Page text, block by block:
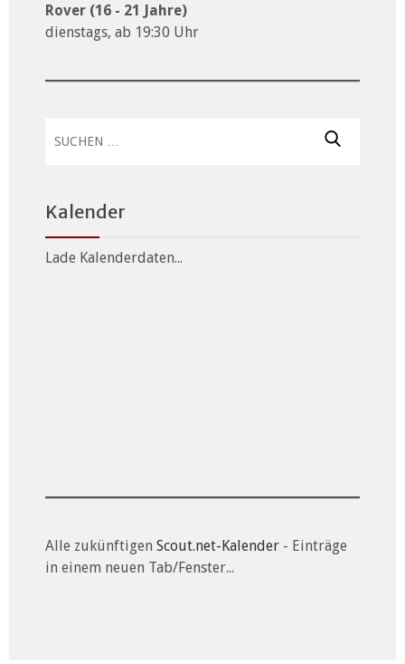
Rover (16 - 21 Jahre)
dienstags, ab 19:30 Uhr
nach:
Kalender
Lade Kalenderdaten...
Alle zukünftigen Scout.net-Kalender - Einträge
in einem neuen Tab/Fenster...